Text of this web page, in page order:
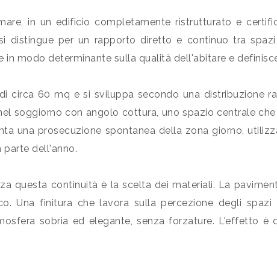
in un edificio completamente ristrutturato e
distingue per un rapporto diretto e continuo tra
in modo determinante sulla qualità dell'abitare e
circa 60 mq e si sviluppa secondo una distribuzione
soggiorno con angolo cottura, uno spazio centrale
una prosecuzione spontanea della zona giorno,
parte dell'anno.
questa continuità è la scelta dei materiali. La
Una finitura che lavora sulla percezione degli
sobria ed elegante, senza forzature. L'effetto